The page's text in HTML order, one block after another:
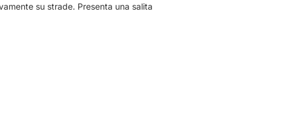
su strade. Presenta una salita